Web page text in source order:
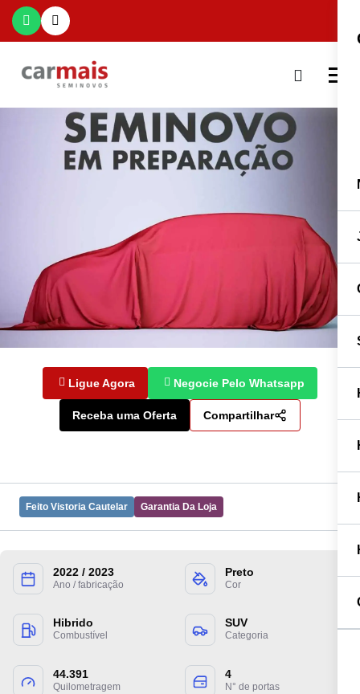
Feito Vistoria Cautelar Garantia Da Loja
2022 / 2023
Ano / fabricação
Preto
Cor
Hibrido
Combustível
SUV
Categoria
44.391
Quilometragem
4
N° de portas
Ligue Agora Negocie Pelo Whatsapp
Receba uma Oferta Compartilhar
Preencha suas informações para entrarmos
em contato.